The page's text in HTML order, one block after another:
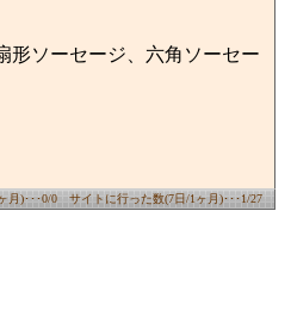
形ソーセージ、六角ソーセー
月)･･･0/0 サイトに行った数(7日/1ヶ月)･･･1/27